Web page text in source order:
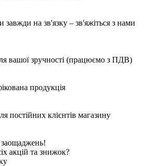
на зв'язку – зв'яжіться з нами
вашої зручності (працюємо з ПДВ)
продукція
постійних клієнтів магазину
акцій та знижок?